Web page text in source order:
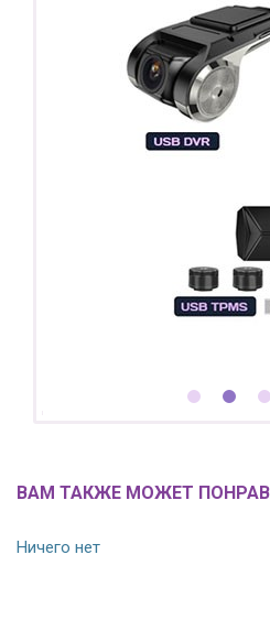
ВАМ ТАКЖЕ МОЖЕТ
Ничего нет